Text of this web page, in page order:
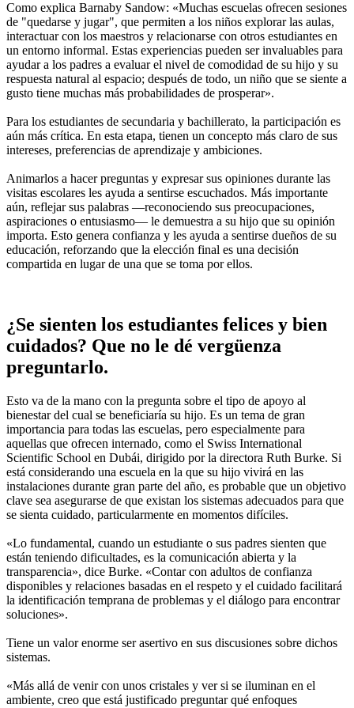
Como explica Barnaby Sandow: «Muchas escuelas ofrecen sesiones
de "quedarse y jugar", que permiten a los niños explorar las aulas,
interactuar con los maestros y relacionarse con otros estudiantes en
un entorno informal. Estas experiencias pueden ser invaluables para
ayudar a los padres a evaluar el nivel de comodidad de su hijo y su
respuesta natural al espacio; después de todo, un niño que se siente a
gusto tiene muchas más probabilidades de prosperar».
Para los estudiantes de secundaria y bachillerato, la participación es
aún más crítica. En esta etapa, tienen un concepto más claro de sus
intereses, preferencias de aprendizaje y ambiciones.
Animarlos a hacer preguntas y expresar sus opiniones durante las
visitas escolares les ayuda a sentirse escuchados. Más importante
aún, reflejar sus palabras —reconociendo sus preocupaciones,
aspiraciones o entusiasmo— le demuestra a su hijo que su opinión
importa. Esto genera confianza y les ayuda a sentirse dueños de su
educación, reforzando que la elección final es una decisión
compartida en lugar de una que se toma por ellos.
¿Se sienten los estudiantes felices y bien
cuidados? Que no le dé vergüenza
preguntarlo.
Esto va de la mano con la pregunta sobre el tipo de apoyo al
bienestar del cual se beneficiaría su hijo. Es un tema de gran
importancia para todas las escuelas, pero especialmente para
aquellas que ofrecen internado, como el Swiss International
Scientific School en Dubái, dirigido por la directora Ruth Burke. Si
está considerando una escuela en la que su hijo vivirá en las
instalaciones durante gran parte del año, es probable que un objetivo
clave sea asegurarse de que existan los sistemas adecuados para que
se sienta cuidado, particularmente en momentos difíciles.
«Lo fundamental, cuando un estudiante o sus padres sienten que
están teniendo dificultades, es la comunicación abierta y la
transparencia», dice Burke. «Contar con adultos de confianza
disponibles y relaciones basadas en el respeto y el cuidado facilitará
la identificación temprana de problemas y el diálogo para encontrar
soluciones».
Tiene un valor enorme ser asertivo en sus discusiones sobre dichos
sistemas.
«Más allá de venir con unos cristales y ver si se iluminan en el
ambiente, creo que está justificado preguntar qué enfoques